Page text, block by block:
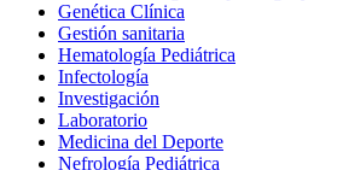
Genética Clínica
Gestión sanitaria
Hematología Pediátrica
Infectología
Investigación
Laboratorio
Medicina del Deporte
Nefrología Pediátrica